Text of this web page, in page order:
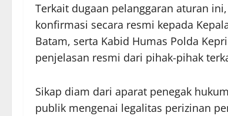
Terkait dugaan pelanggaran aturan
konfirmasi secara resmi kepada
Batam, serta Kabid Humas Polda
penjelasan resmi dari pihak-pihak
Sikap diam dari aparat penegak
publik mengenai legalitas perizinan